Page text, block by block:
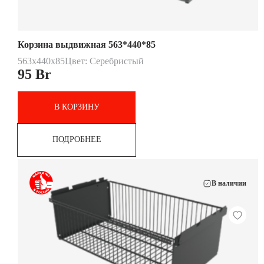
Корзина выдвижная 563*440*85
563x440x85Цвет: Серебристый
95 Br
В КОРЗИНУ
ПОДРОБНЕЕ
В наличии